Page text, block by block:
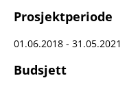
Prosjektperiode
01.06.2018 - 31.05.2021
Budsjett